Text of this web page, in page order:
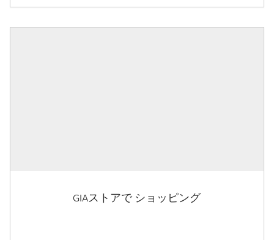
GIAストアで ショッピング